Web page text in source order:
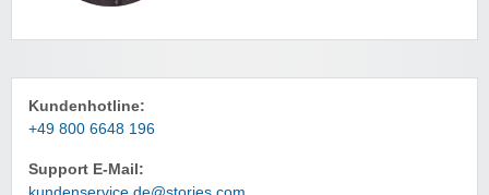
Kundenhotline:
+49 800 6648 196
Support E-Mail: